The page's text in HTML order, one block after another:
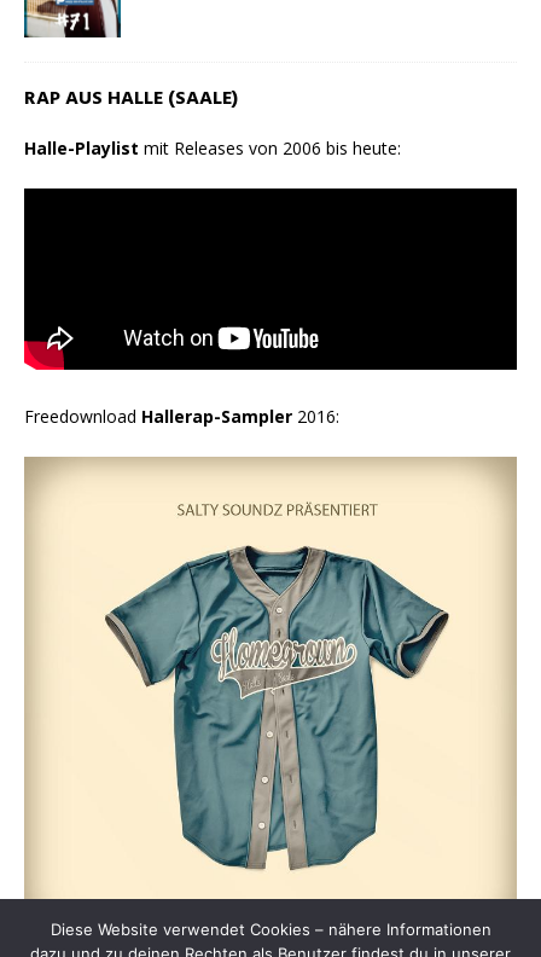
RAP AUS HALLE (SAALE)
Halle-Playlist mit Releases von 2006 bis heute:
Freedownload Hallerap-Sampler 2016:
Diese Website verwendet Cookies – nähere Informationen